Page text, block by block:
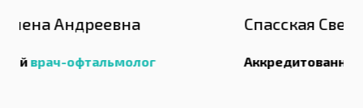
Спасская Светлана Михайловна
Аккредитованный врач-акушер-гинеколог